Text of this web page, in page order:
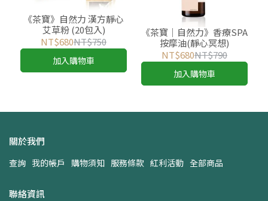
《茶寶》自然力 漢方靜心
艾草粉 (20包入)
NT$680NT$750
加入購物車
《茶寶│自然力》香療SPA
按摩油(靜心冥想)
NT$680NT$790
加入購物車
關於我們
查詢 我的帳戶 購物須知 服務條款 紅利活動 全部商品
聯絡資訊